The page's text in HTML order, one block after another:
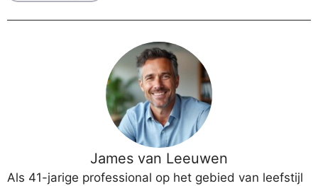
James van Leeuwen
Als 41-jarige professional op het gebied van leefstijl